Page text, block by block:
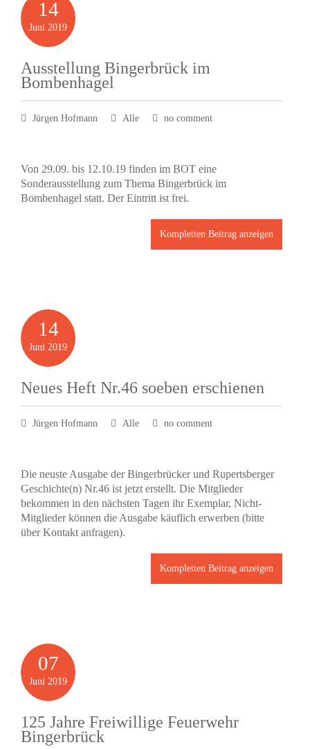
14
Juni 2019
Ausstellung Bingerbrück im
Bombenhagel
Jürgen Hofmann Alle no comment
Von 29.09. bis 12.10.19 finden im BOT eine
Sonderausstellung zum Thema Bingerbrück im
Bombenhagel statt. Der Eintritt ist frei.
Kompletten Beitrag anzeigen
14
Juni 2019
Neues Heft Nr.46 soeben erschienen
Jürgen Hofmann Alle no comment
Die neuste Ausgabe der Bingerbrücker und Rupertsberger
Geschichte(n) Nr.46 ist jetzt erstellt. Die Mitglieder
bekommen in den nächsten Tagen ihr Exemplar, Nicht-
Mitglieder können die Ausgabe käuflich erwerben (bitte
über Kontakt anfragen).
Kompletten Beitrag anzeigen
07
Juni 2019
125 Jahre Freiwillige Feuerwehr
Bingerbrück